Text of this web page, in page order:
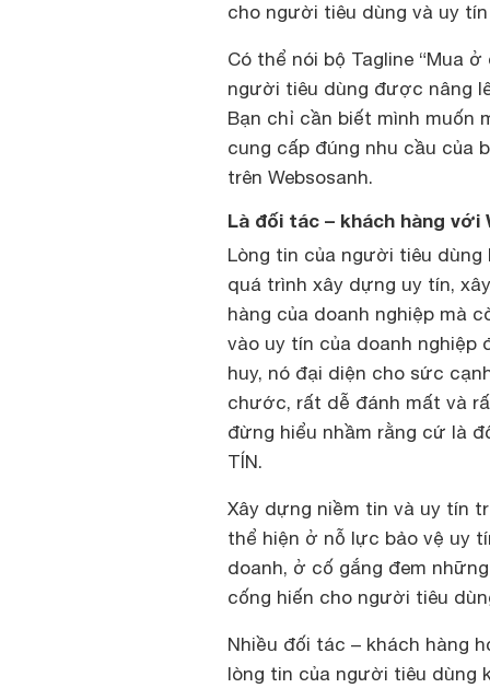
cho người tiêu dùng và uy
Có thể nói bộ Tagline “Mua
người tiêu dùng được nâng
Bạn chỉ cần biết mình muốn
cung cấp đúng nhu cầu của
trên Websosanh.
Là đối tác – khách hàng với
Lòng tin của người tiêu
quá trình xây dựng uy tín,
hàng của doanh nghiệp mà
vào uy tín của doanh
huy, nó đại diện cho sức
chước, rất dễ đánh mất và
đừng hiểu nhầm rằng cứ là
TÍN.
Xây dựng niềm tin và uy tín
thể hiện ở nỗ lực bảo vệ uy
doanh, ở cố gắng đem
cống hiến cho người tiêu
Nhiều đối tác – khách hàng
lòng tin của người tiêu dùng